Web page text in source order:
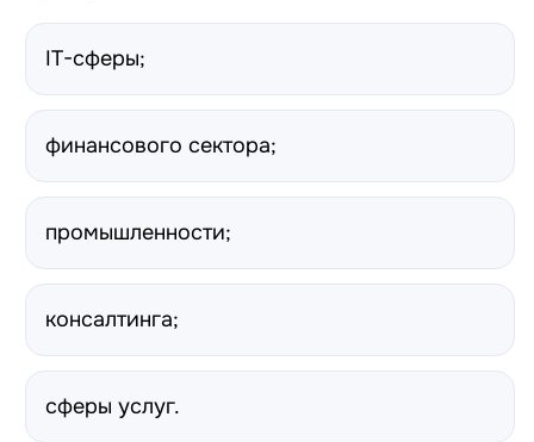
IT-сферы;
финансового сектора;
промышленности;
консалтинга;
сферы услуг.